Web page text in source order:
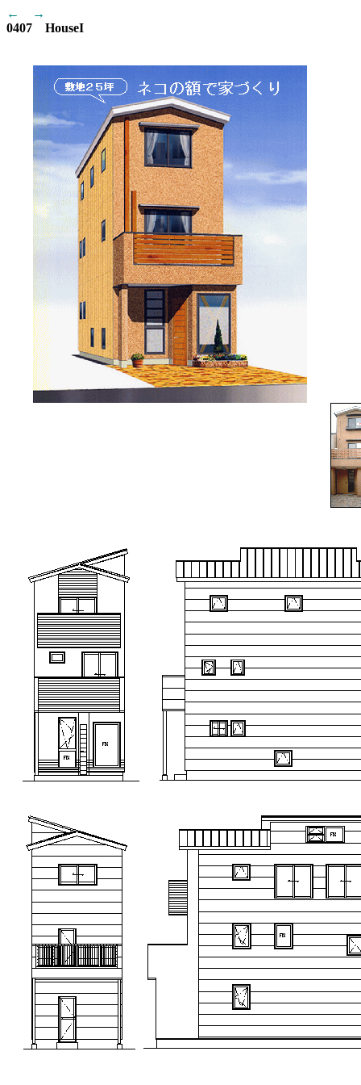
←
→
0407 HouseI